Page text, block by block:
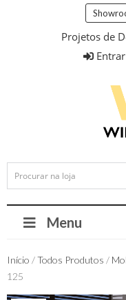
Projetos de
Menu
Início /Todos Produtos /
125